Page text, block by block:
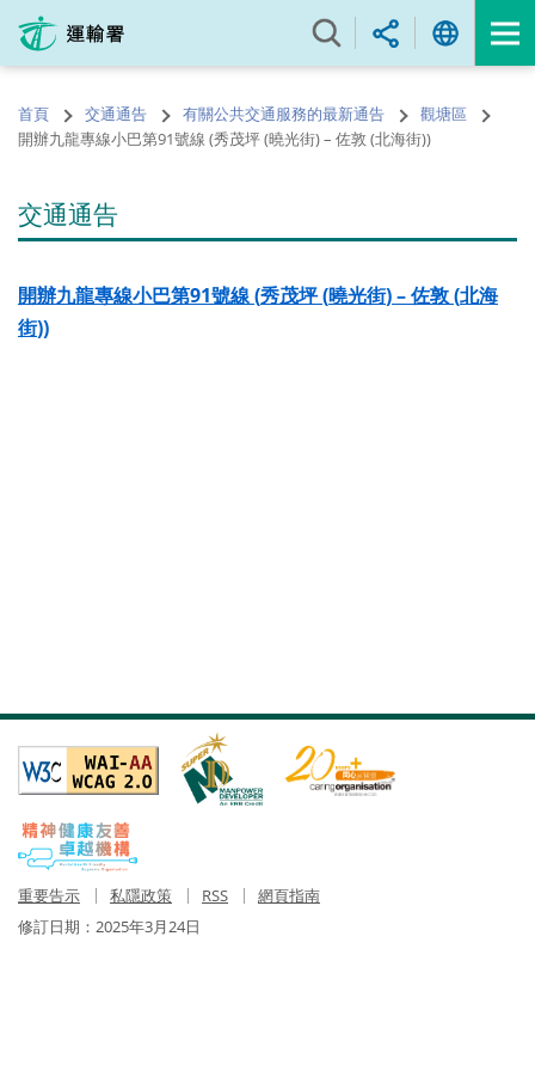
內
的
開
首頁 交通通告 有關公共交通服務的最新通告
觀塘區
開辦九龍專線小巴第91號線 (秀茂坪 (曉光街) – 佐敦 (北海街))
交通通告
開辦九龍專線小巴第91號線(秀茂坪(曉光街) –佐敦(北海
街))
重要告示 私隱政策 RSS
網頁指南
修訂日期： 2025年3月24日